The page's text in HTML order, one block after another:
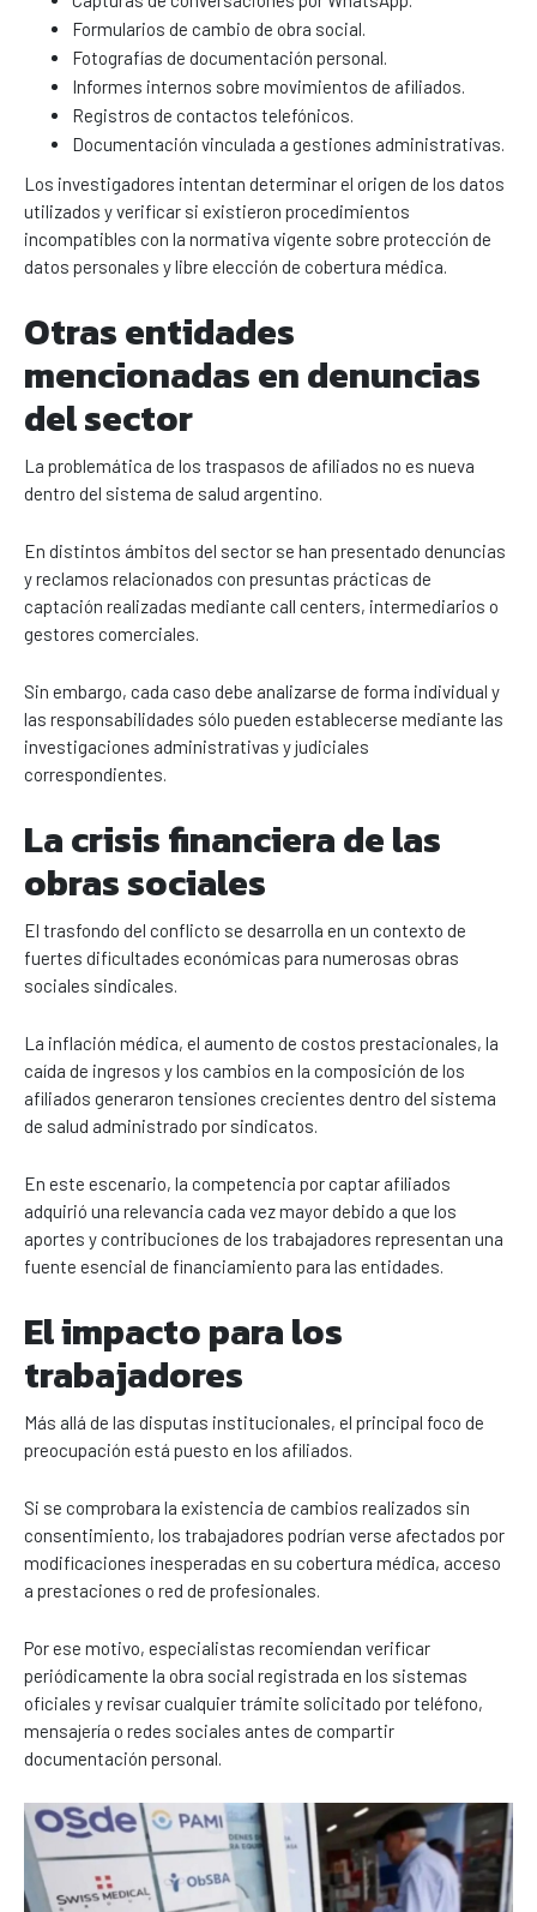
Formularios de cambio de obra social.
Fotografías de documentación personal.
Informes internos sobre movimientos de afiliados.
Registros de contactos telefónicos.
Documentación vinculada a gestiones administrativas.
Los investigadores intentan determinar el origen de los datos
utilizados y verificar si existieron procedimientos
incompatibles con la normativa vigente sobre protección de
datos personales y libre elección de cobertura médica.
Otras entidades
mencionadas en denuncias
del sector
La problemática de los traspasos de afiliados no es nueva
dentro del sistema de salud argentino.
En distintos ámbitos del sector se han presentado denuncias
y reclamos relacionados con presuntas prácticas de
captación realizadas mediante call centers, intermediarios o
gestores comerciales.
Sin embargo, cada caso debe analizarse de forma individual y
las responsabilidades sólo pueden establecerse mediante las
investigaciones administrativas y judiciales
correspondientes.
La crisis financiera de las
obras sociales
El trasfondo del conflicto se desarrolla en un contexto de
fuertes dificultades económicas para numerosas obras
sociales sindicales.
La inflación médica, el aumento de costos prestacionales, la
caída de ingresos y los cambios en la composición de los
afiliados generaron tensiones crecientes dentro del sistema
de salud administrado por sindicatos.
En este escenario, la competencia por captar afiliados
adquirió una relevancia cada vez mayor debido a que los
aportes y contribuciones de los trabajadores representan una
fuente esencial de financiamiento para las entidades.
El impacto para los
trabajadores
Más allá de las disputas institucionales, el principal foco de
preocupación está puesto en los afiliados.
Si se comprobara la existencia de cambios realizados sin
consentimiento, los trabajadores podrían verse afectados por
modificaciones inesperadas en su cobertura médica, acceso
a prestaciones o red de profesionales.
Por ese motivo, especialistas recomiendan verificar
periódicamente la obra social registrada en los sistemas
oficiales y revisar cualquier trámite solicitado por teléfono,
mensajería o redes sociales antes de compartir
documentación personal.